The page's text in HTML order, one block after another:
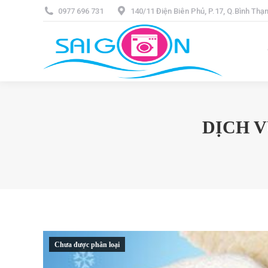
0977 696 731 140/11 Điện Biên Phủ, P.17, Q.Bình
DỊCH
Chưa được phân loại